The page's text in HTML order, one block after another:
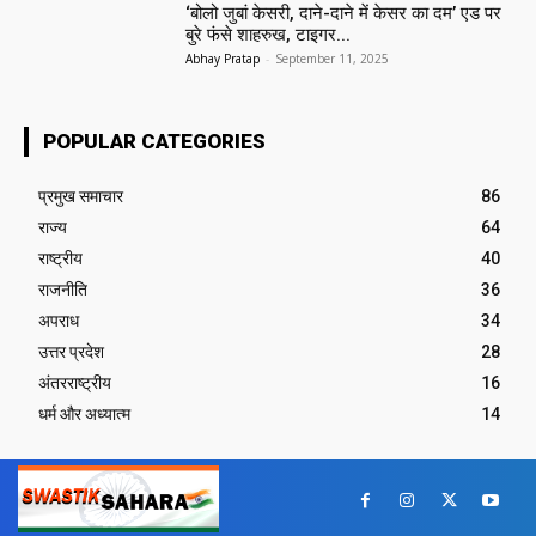
‘बोलो जुबां केसरी, दाने-दाने में केसर का दम’ एड पर
बुरे फंसे शाहरुख, टाइगर...
Abhay Pratap - September 11, 2025
POPULAR CATEGORIES
प्रमुख समाचार‎
86
राज्य
64
राष्ट्रीय
40
राजनीति
36
अपराध
34
उत्तर प्रदेश
28
अंतरराष्ट्रीय
16
धर्म और अध्यात्म
14